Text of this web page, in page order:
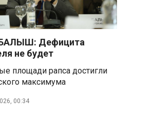
Дефицита
не будет
площади рапса достигли
максимума
00:34